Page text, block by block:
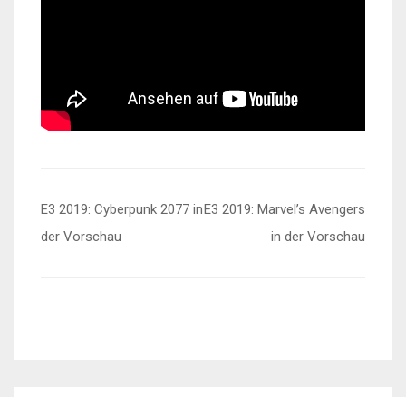
Beitragsnavigation
E3 2019: Cyberpunk 2077 in
der Vorschau
E3 2019: Marvel’s Avengers
in der Vorschau